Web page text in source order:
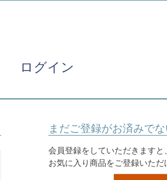
ログイン
まだご登録がお済みで
会員登録をしていただきますと
お気に入り商品をご登録いただ